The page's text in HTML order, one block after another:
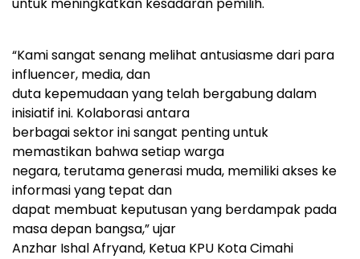
untuk meningkatkan kesadaran pemilih.
“Kami sangat senang melihat antusiasme dari para
influencer, media, dan
duta kepemudaan yang telah bergabung dalam
inisiatif ini. Kolaborasi antara
berbagai sektor ini sangat penting untuk
memastikan bahwa setiap warga
negara, terutama generasi muda, memiliki akses ke
informasi yang tepat dan
dapat membuat keputusan yang berdampak pada
masa depan bangsa,” ujar
Anzhar Ishal Afryand, Ketua KPU Kota Cimahi